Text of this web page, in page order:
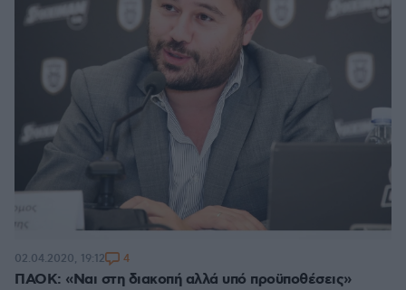
ΠΑΟΚ: «Ναι στη διακοπή αλλά υπό προϋποθέσεις»
02.04.2020, 19:12 4